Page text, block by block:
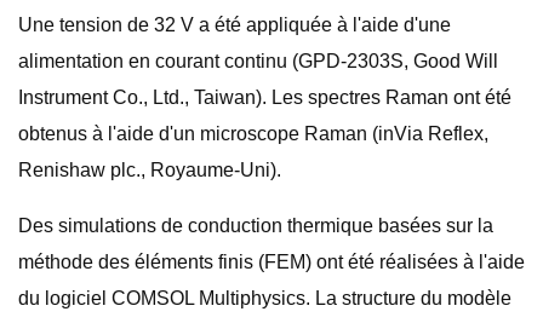
Une tension de 32 V a été appliquée à l'aide d'une
alimentation en courant continu (GPD-2303S, Good Will
Instrument Co., Ltd., Taiwan). Les spectres Raman ont été
obtenus à l'aide d'un microscope Raman (inVia Reflex,
Renishaw plc., Royaume-Uni).
Des simulations de conduction thermique basées sur la
méthode des éléments finis (FEM) ont été réalisées à l'aide
du logiciel COMSOL Multiphysics. La structure du modèle